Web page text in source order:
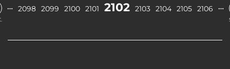
… 2098 2099 2100 2101 2102 2103 2104 2105 2106 …